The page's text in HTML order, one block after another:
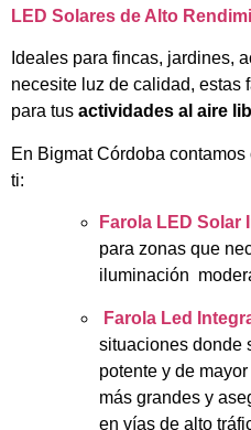
LED Solares de Alto
Ideales para fincas, jardines,
necesite luz de calidad, estas
para tus actividades al aire
En Bigmat Córdoba
ti:
Farola LED Solar
para zonas que
iluminación
Farola Led
situaciones donde
potente y de
más grandes y
en vías de alto